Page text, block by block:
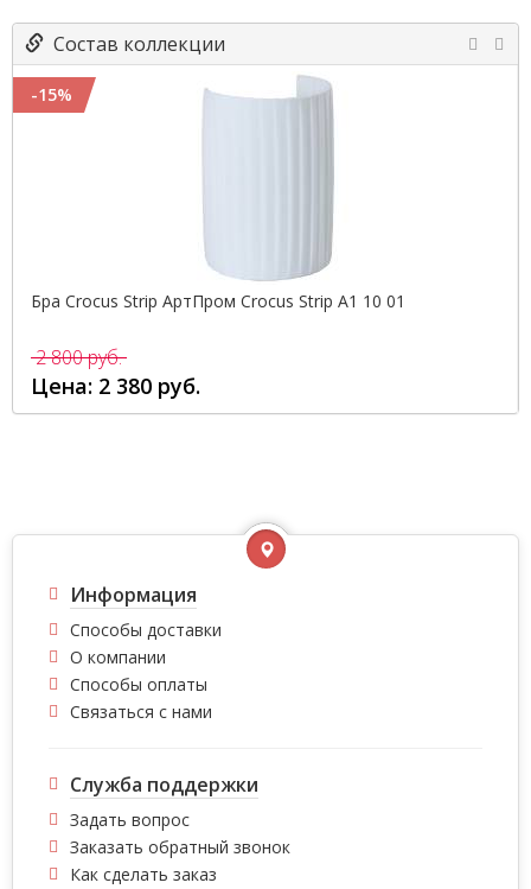
Состав коллекции
-15%
Бра Crocus Strip АртПром Crocus Strip A1 10 01
2 800 руб.
Цена: 2 380 руб.
Информация
Способы доставки
О компании
Способы оплаты
Связаться с нами
Служба поддержки
Задать вопрос
Заказать обратный звонок
Как сделать заказ